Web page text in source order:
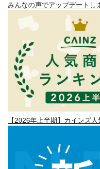
みんなの声でアップデートし
【2026年上半期】カインズ